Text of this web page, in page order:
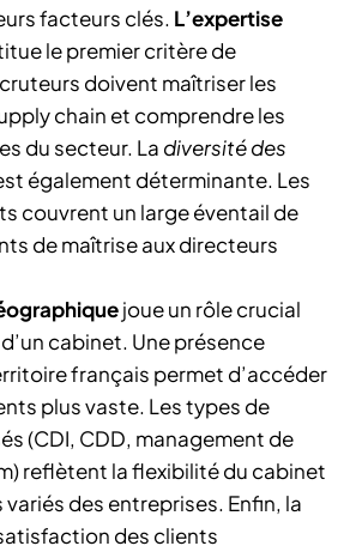
facteurs clés. L’expertise
le premier critère de
doivent maîtriser les
chain et comprendre les
du secteur. La diversité des
également déterminante. Les
couvrent un large éventail de
de maîtrise aux directeurs
joue un rôle crucial
cabinet. Une présence
français permet d’accéder
plus vaste. Les types de
(CDI, CDD, management de
reflètent la flexibilité du cabinet
des entreprises. Enfin, la
des clients